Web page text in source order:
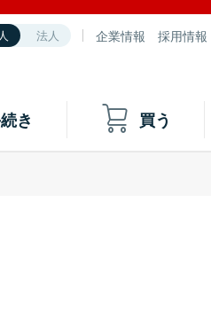
法人 企業情報 採用情報
き 買う